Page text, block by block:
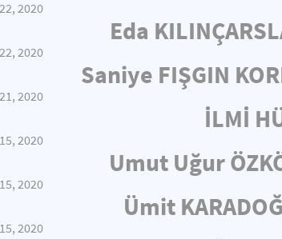
2020
Eda
2020
Saniye FIŞGIN
2020
İLMİ
2020
Umut Uğur
2020
Ümit
2020